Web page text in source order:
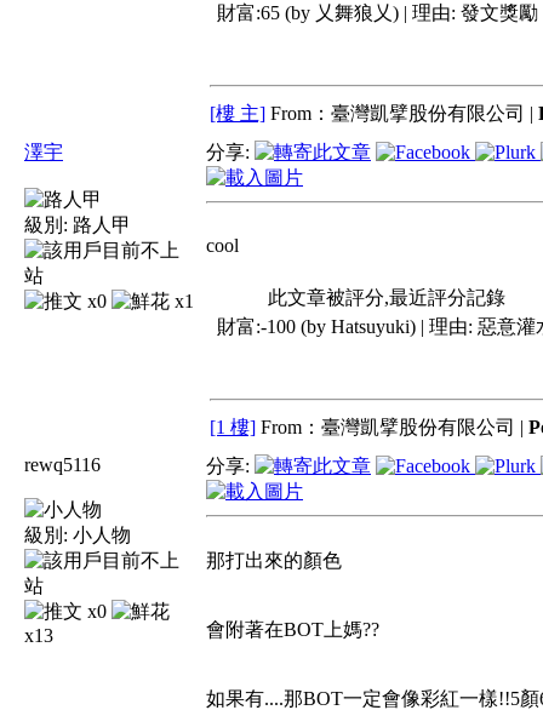
財富:65 (by 乂舞狼乂) | 理由: 發文獎勵
[樓 主] From：臺灣凱擘股份有限公司 |
澤宇
級別: 路人甲
x0 x1
分享:
cool
此文章被評分,最近評分記錄
財富:-100 (by Hatsuyuki) | 理由: 惡意灌
[1 樓] From：臺灣凱擘股份有限公司 |
rewq5116
級別: 小人物
x0
x13
分享:
那打出來的顏色
會附著在BOT上媽??
如果有....那BOT一定會像彩紅一樣!!5顏